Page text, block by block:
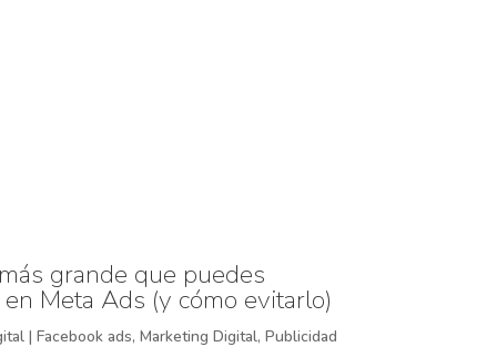
grande que puedes
Meta Ads (y cómo evitarlo)
| Facebook ads, Marketing Digital, Publicidad